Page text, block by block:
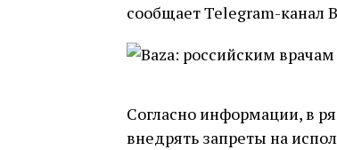
сообщает Telegram-канал
Согласно информации, в
внедрять запреты на